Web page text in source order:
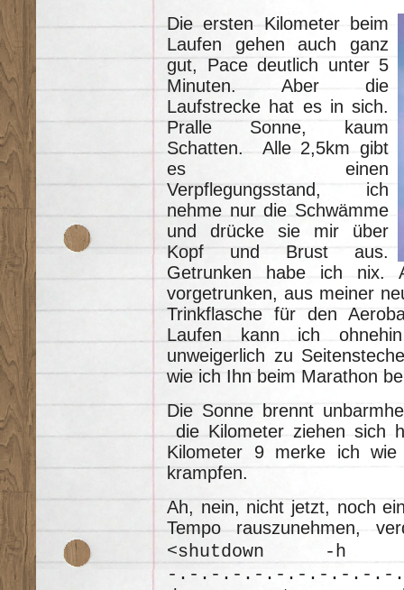
Die ersten Kilometer beim
Laufen gehen auch ganz
gut, Pace deutlich unter 5
Minuten. Aber die
Laufstrecke hat es in sich.
Pralle Sonne, kaum
Schatten. Alle 2,5km gibt
es einen
Verpflegungsstand, ich
nehme nur die Schwämme
und drücke sie mir über
Kopf und Brust aus.
Getrunken habe ich
vorgetrunken, aus meiner
Trinkflasche für den
Laufen kann ich
unweigerlich zu
wie ich Ihn beim Marathon
Die Sonne brennt
die Kilometer ziehen sich
Kilometer 9 merke ich
krampfen.
Ah, nein, nicht jetzt, noch
Tempo rauszunehmen,
<shutdown -h
-.-.-.-.-.-.-.-.-.-